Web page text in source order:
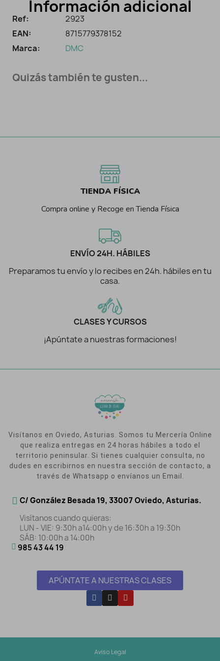
Información adicional
Ref:
2923
EAN:
8715779378152
Marca:
DMC
Quizás también te gusten...
TIENDA FÍSICA
Compra online y Recoge en Tienda Física
ENVÍO 24H. HÁBILES
Preparamos tu envío y lo recibes en 24h. hábiles en tu
casa.
CLASES Y CURSOS
¡Apúntate a nuestras formaciones!
Visítanos en Oviedo, Asturias. Somos tu Mercería Online
que realiza entregas en 24 horas hábiles a todo el
territorio peninsular. Si tienes cualquier consulta, no
dudes en escribirnos en nuestra sección de contacto, a
través de Whatsapp o envíanos un Email.
C/ González Besada 19, 33007 Oviedo, Asturias.
Visítanos cuando quieras:
LUN - VIE: 9:30h a14:00h y de 16:30h a 19:30h
SÁB: 10:00h a 14:00h
985 43 44 19
APÚNTATE A NUESTRAS CLASES
Aviso Legal